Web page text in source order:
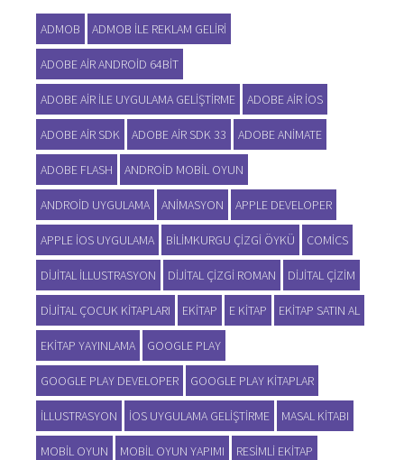
ADMOB ADMOB ILE REKLAM GELIRI
ADOBE AIR ANDROID 64BIT
ADOBE AIR ILE UYGULAMA GELIŞTIRME ADOBE AIR IOS
ADOBE AIR SDK ADOBE AIR SDK 33 ADOBE ANIMATE
ADOBE FLASH ANDROID MOBIL OYUN
ANDROID UYGULAMA ANIMASYON APPLE DEVELOPER
APPLE IOS UYGULAMA BILIMKURGU ÇIZGI ÖYKÜ COMICS
DIJITAL ILLUSTRASYON DIJITAL ÇIZGI ROMAN DIJITAL ÇIZIM
DIJITAL ÇOCUK KITAPLARI EKITAP E KITAP EKITAP SATIN AL
EKITAP YAYINLAMA GOOGLE PLAY
GOOGLE PLAY DEVELOPER GOOGLE PLAY KITAPLAR
ILLUSTRASYON IOS UYGULAMA GELIŞTIRME MASAL KITABI
MOBIL OYUN MOBIL OYUN YAPIMI RESIMLI EKITAP